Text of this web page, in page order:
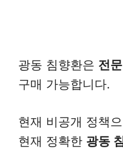
광동 침향환은 전
구매 가능합니다.
현재 비공개 정책
현재 정확한 광동